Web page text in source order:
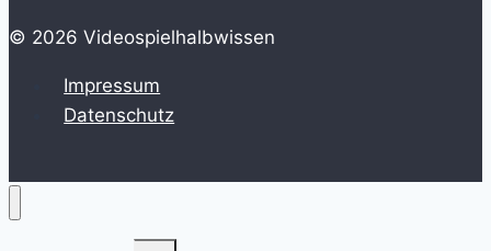
© 2026 Videospielhalbwissen
Impressum
Datenschutz